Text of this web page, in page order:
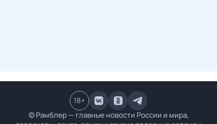
© Рамблер — главные новости России и мира,
18+